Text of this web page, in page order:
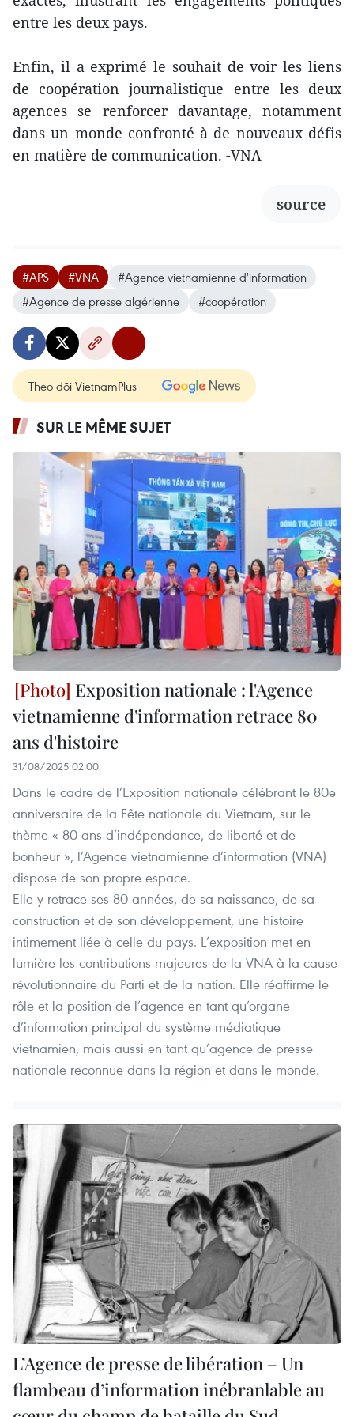
entre les deux pays.
Enfin, il a exprimé le souhait de voir les liens
de coopération journalistique entre les deux
agences se renforcer davantage, notamment
dans un monde confronté à de nouveaux défis
en matière de communication. -VNA
source
#APS #VNA
#Agence vietnamienne d'information
#Agence de presse algérienne
#coopération
Theo dõi VietnamPlus
SUR LE MÊME SUJET
Exposition nationale : l'Agence
vietnamienne d'information retrace 80
ans d'histoire
31/08/2025 02:00
Dans le cadre de l’Exposition nationale célébrant le 80e
anniversaire de la Fête nationale du Vietnam, sur le
thème « 80 ans d’indépendance, de liberté et de
bonheur », l’Agence vietnamienne d’information (VNA)
dispose de son propre espace.
Elle y retrace ses 80 années, de sa naissance, de sa
construction et de son développement, une histoire
intimement liée à celle du pays. L’exposition met en
lumière les contributions majeures de la VNA à la cause
révolutionnaire du Parti et de la nation. Elle réaffirme le
rôle et la position de l’agence en tant qu’organe
d’information principal du système médiatique
vietnamien, mais aussi en tant qu’agence de presse
nationale reconnue dans la région et dans le monde.
L’Agence de presse de libération – Un
flambeau d’information inébranlable au